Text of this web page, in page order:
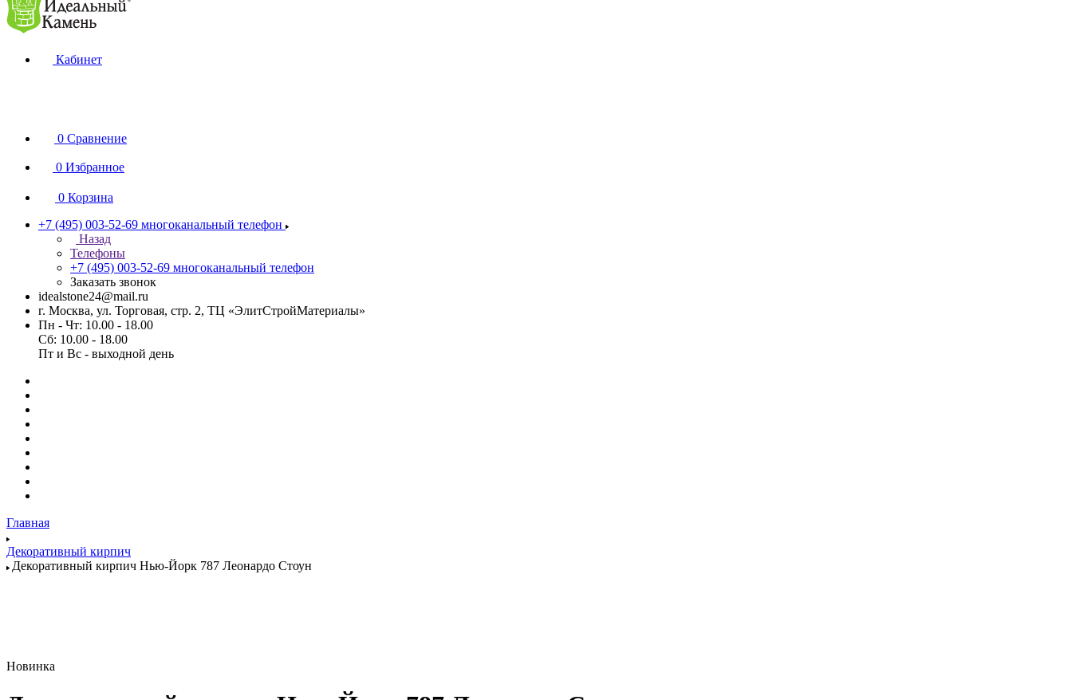
Кабинет
0 Сравнение
0 Избранное
0 Корзина
+7 (495) 003-52-69 многоканальный телефон
Назад
Телефоны
+7 (495) 003-52-69 многоканальный телефон
Заказать звонок
idealstone24@mail.ru
г. Москва, ул. Торговая, стр. 2, ТЦ «ЭлитСтройМатериалы»
Пн - Чт: 10.00 - 18.00
Сб: 10.00 - 18.00
Пт и Вс - выходной день
Главная
Декоративный кирпич
Декоративный кирпич Нью-Йорк 787 Леонардо Стоун
Новинка